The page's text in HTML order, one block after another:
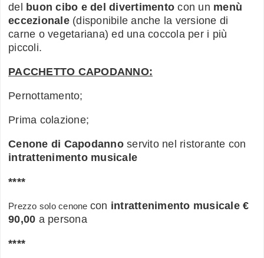
del buon cibo e del divertimento con un menù
eccezionale(disponibile anche la versione di
carne o vegetariana) ed una coccola per i più
piccoli.
PACCHETTO CAPODANNO:
Pernottamento;
Prima colazione;
Cenone di Capodannoservito nel ristorante con
intrattenimento musicale
****
Prezzo solo cenone con intrattenimento musicale €
90,00 a persona
****